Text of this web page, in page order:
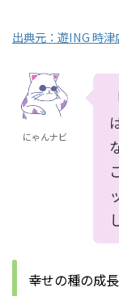
出典元：遊ING 時津
にゃんナビ
幸せの種の成長